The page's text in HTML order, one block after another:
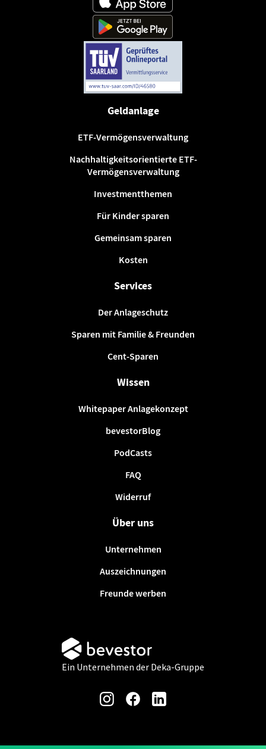
Geldanlage
ETF-Vermögensverwaltung
Nachhaltigkeitsorientierte ETF-
Vermögensverwaltung
Investmentthemen
Für Kinder sparen
Gemeinsam sparen
Kosten
Services
Der Anlageschutz
Sparen mit Familie & Freunden
Cent-Sparen
Wissen
Whitepaper Anlagekonzept
bevestorBlog
PodCasts
FAQ
Widerruf
Über uns
Unternehmen
Auszeichnungen
Freunde werben
Ein Unternehmen der Deka-Gruppe